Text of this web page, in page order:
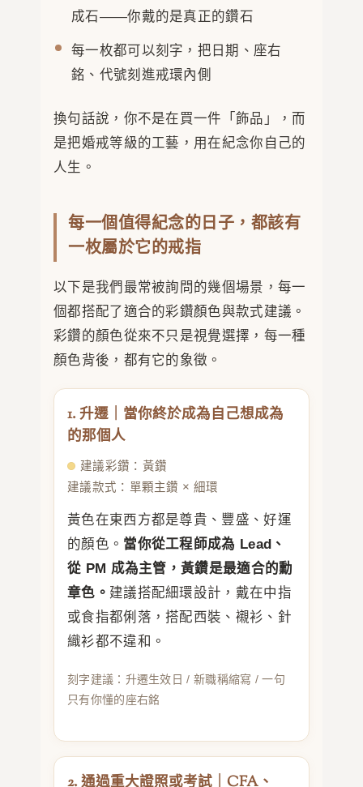
成石——你戴的是真正的鑽石
每一枚都可以刻字，把日期、座右
銘、代號刻進戒環內側
換句話說，你不是在買一件「飾品」，而
是把婚戒等級的工藝，用在紀念你自己的
人生。
每一個值得紀念的日子，都該有
一枚屬於它的戒指
以下是我們最常被詢問的幾個場景，每一
個都搭配了適合的彩鑽顏色與款式建議。
彩鑽的顏色從來不只是視覺選擇，每一種
顏色背後，都有它的象徵。
1. 升遷｜當你終於成為自己想成為
的那個人
建議彩鑽：黃鑽
建議款式：單顆主鑽 × 細環
黃色在東西方都是尊貴、豐盛、好運
的顏色。 當你從工程師成為 Lead、
從 PM 成為主管，黃鑽是最適合的勳
章色。 建議搭配細環設計，戴在中指
或食指都俐落，搭配西裝、襯衫、針
織衫都不違和。
刻字建議：升遷生效日 / 新職稱縮寫 / 一句
只有你懂的座右銘
2. 通過重大證照或考試｜CFA、